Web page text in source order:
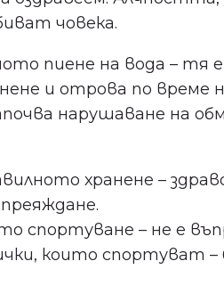
човека.
пиене на вода – тя
и отрова по време
нарушаване на
хранене –
спортуване – не е
които спортуват